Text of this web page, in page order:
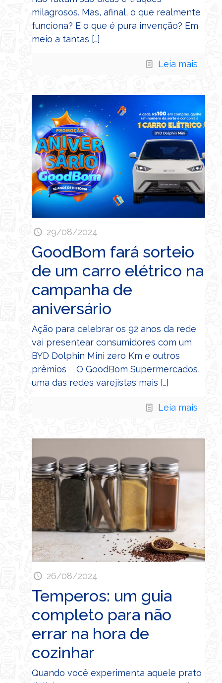
milagrosos. Mas, afinal, o que realmente
funciona? E o que é pura invenção? Em
meio a tantas […]
Leia mais
29/08/2024
GoodBom fará sorteio
de um carro elétrico na
campanha de
aniversário
Ação para celebrar os 92 anos da rede
vai presentear consumidores com um
BYD Dolphin Mini zero Km e outros
prêmios O GoodBom Supermercados,
uma das redes varejistas mais […]
Leia mais
26/08/2024
Temperos: um guia
completo para não
errar na hora de
cozinhar
Quando você experimenta aquele prato